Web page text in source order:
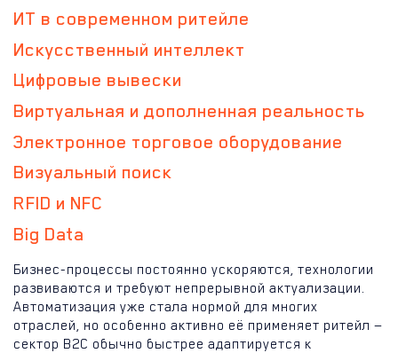
ИТ в современном ритейле
Искусственный интеллект
Цифровые вывески
Виртуальная и дополненная реальность
Электронное торговое оборудование
Визуальный поиск
RFID и NFC
Big Data
Бизнес-процессы постоянно ускоряются, технологии
развиваются и требуют непрерывной актуализации.
Автоматизация уже стала нормой для многих
отраслей, но особенно активно её применяет ритейл —
сектор B2C обычно быстрее адаптируется к